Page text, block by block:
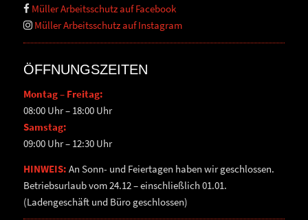
Müller Arbeitsschutz auf Facebook
Müller Arbeitsschutz auf Instagram
ÖFFNUNGSZEITEN
Montag – Freitag:
08:00 Uhr – 18:00 Uhr
Samstag:
09:00 Uhr – 12:30 Uhr
HINWEIS: An Sonn- und Feiertagen haben wir geschlossen.
Betriebsurlaub vom 24.12 – einschließlich 01.01.
(Ladengeschäft und Büro geschlossen)